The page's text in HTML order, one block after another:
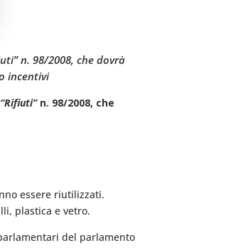
n. 98/2008, che dovrà
incentivi
n. 98/2008, che
essere riutilizzati.
plastica e vetro.
del parlamento